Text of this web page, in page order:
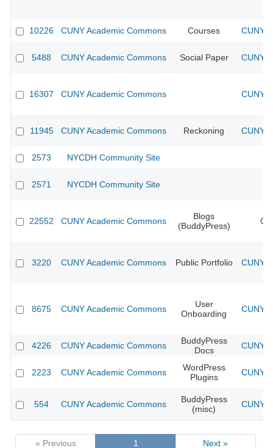
10226 CUNY Academic Commons Courses CUNY
5488 CUNY Academic Commons Social Paper CUNY
16307 CUNY Academic Commons CUNY
11945 CUNY Academic Commons Reckoning CUNY
2573 NYCDH Community Site
2571 NYCDH Community Site
22552 CUNY Academic Commons
Blogs
(BuddyPress)
3220 CUNY Academic Commons Public Portfolio CUNY
8675 CUNY Academic Commons
User
Onboarding
CUNY
4226 CUNY Academic Commons
BuddyPress
Docs
CUNY
2223 CUNY Academic Commons
WordPress
Plugins
CUNY
554 CUNY Academic Commons
BuddyPress
(misc)
CUNY
« Previous 1 Next »